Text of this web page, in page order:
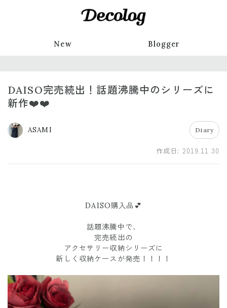
New Blogger
DAISO完売続出！話題沸騰中のシリーズに
新作❤️❤️
ASAMI Diary
作成日: 2019.11.30
DAISO購入品💕
話題沸騰中で、
完売続出の
アクセサリー収納シリーズに
新しく収納ケースが発売！！！！